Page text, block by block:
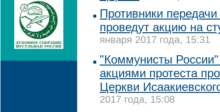
Противники
проведут акцию на
января 2017 года, 15:31
"Коммунисты России"
акциями протеста
Церкви
2017 года, 15:08